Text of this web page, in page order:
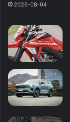
2026-08-04